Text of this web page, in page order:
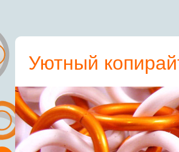
Уютный
пресс-релиз,